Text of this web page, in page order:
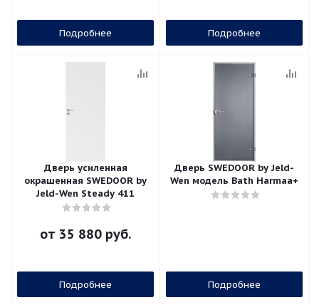
Подробнее Подробнее
Дверь усиленная
окрашенная SWEDOOR by
Jeld-Wen Steady 411
от 35 880 руб.
Подробнее
Дверь SWEDOOR by Jeld-
Wen модель Bath Harmaa+
Подробнее